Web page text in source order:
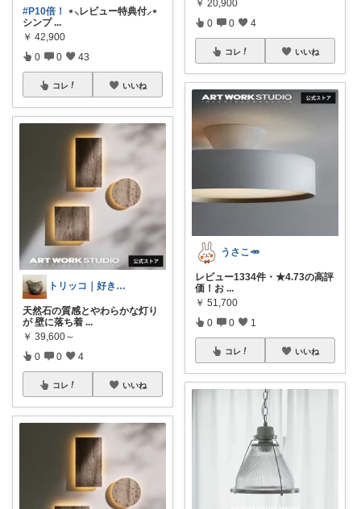
#P10倍！
⋆⸜レビュー特典付⸝⋆
シンプ ...
￥ 42,900
0 0 43
コレ いいね
トリッコ｜好きな雑貨・インテリア
天然石の質感とやわらかな灯り
が 壁に落ち着 ...
￥ 39,600～
0 0 4
コレ いいね
￥ 20,900
0 0 4
コレ いいね
うさこ🥕
レビュー1334件・★4.73の高評
価！お ...
￥ 51,700
0 0 1
コレ いいね